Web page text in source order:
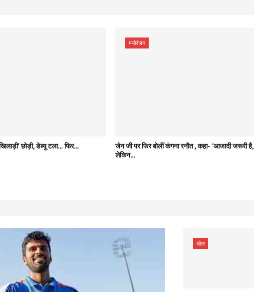
छोड़ी, डेब्यू टला… फिर…
मनोरंजन
जेन जी पर फिर बोलीं कंगना रनौत , कहा- ‘आजादी जरूरी है,
लेकिन…
खेल